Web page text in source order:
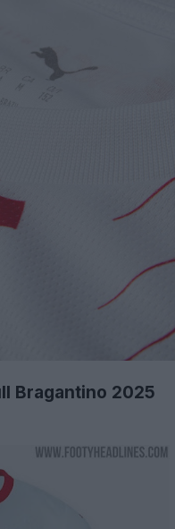
Bragantino 2025